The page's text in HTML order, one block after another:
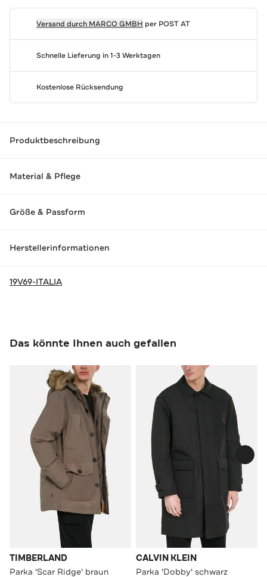
Versand durch MARCO GMBH per POST AT
Schnelle Lieferung in 1-3 Werktagen
Kostenlose Rücksendung
Produktbeschreibung
Material & Pflege
Größe & Passform
Herstellerinformationen
19V69-ITALIA
Das könnte Ihnen auch gefallen
TIMBERLAND
Parka 'Scar Ridge' braun
CALVIN KLEIN
Parka 'Dobby' schwarz